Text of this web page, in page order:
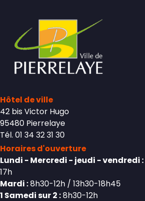
Hôtel de ville
42 bis Victor Hugo
95480 Pierrelaye
Tél. 01 34 32 31 30
Horaires d'ouverture
Lundi - Mercredi - jeudi - vendredi :
17h
Mardi :8h30-12h / 13h30-18h45
1 Samedi sur 2 :8h30-12h